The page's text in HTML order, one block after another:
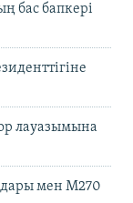
бас бапкері
лауазымына
мен M270